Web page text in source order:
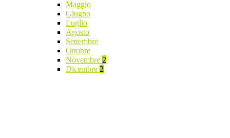
Maggio
Giugno
Luglio
Agosto
Settembre
Ottobre
Novembre 2
Dicembre 2